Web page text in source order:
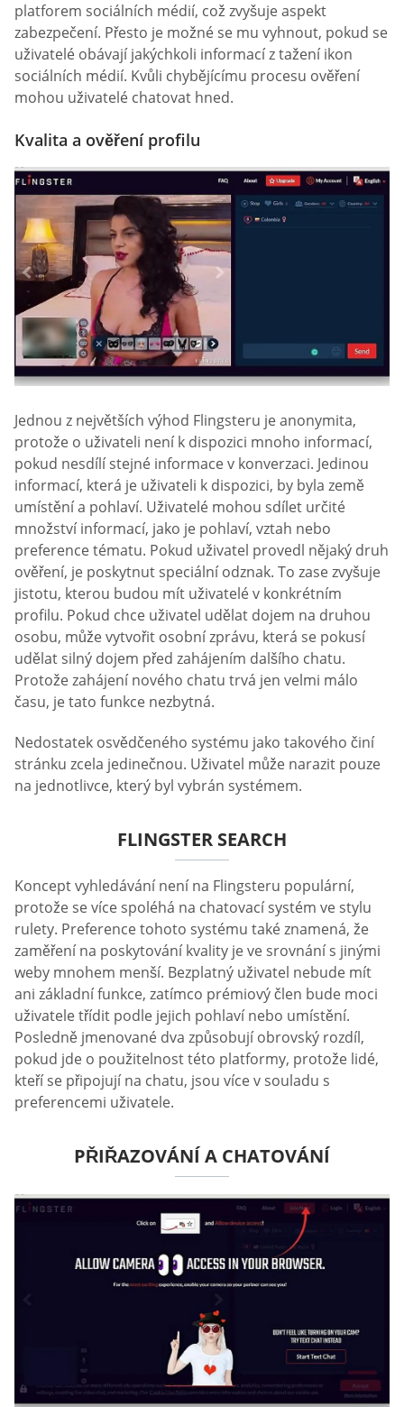
platforem sociálních médií, což zvyšuje aspekt
zabezpečení. Přesto je možné se mu vyhnout, pokud se
uživatelé obávají jakýchkoli informací z tažení ikon
sociálních médií. Kvůli chybějícímu procesu ověření
mohou uživatelé chatovat hned.
Kvalita a ověření profilu
Jednou z největších výhod Flingsteru je anonymita,
protože o uživateli není k dispozici mnoho informací,
pokud nesdílí stejné informace v konverzaci. Jedinou
informací, která je uživateli k dispozici, by byla země
umístění a pohlaví. Uživatelé mohou sdílet určité
množství informací, jako je pohlaví, vztah nebo
preference tématu. Pokud uživatel provedl nějaký druh
ověření, je poskytnut speciální odznak. To zase zvyšuje
jistotu, kterou budou mít uživatelé v konkrétním
profilu. Pokud chce uživatel udělat dojem na druhou
osobu, může vytvořit osobní zprávu, která se pokusí
udělat silný dojem před zahájením dalšího chatu.
Protože zahájení nového chatu trvá jen velmi málo
času, je tato funkce nezbytná.
Nedostatek osvědčeného systému jako takového činí
stránku zcela jedinečnou. Uživatel může narazit pouze
na jednotlivce, který byl vybrán systémem.
FLINGSTER SEARCH
Koncept vyhledávání není na Flingsteru populární,
protože se více spoléhá na chatovací systém ve stylu
rulety. Preference tohoto systému také znamená, že
zaměření na poskytování kvality je ve srovnání s jinými
weby mnohem menší. Bezplatný uživatel nebude mít
ani základní funkce, zatímco prémiový člen bude moci
uživatele třídit podle jejich pohlaví nebo umístění.
Posledně jmenované dva způsobují obrovský rozdíl,
pokud jde o použitelnost této platformy, protože lidé,
kteří se připojují na chatu, jsou více v souladu s
preferencemi uživatele.
PŘIŘAZOVÁNÍ A CHATOVÁNÍ